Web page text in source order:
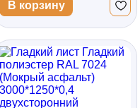
двухсторонний
ламинированный
В корзину